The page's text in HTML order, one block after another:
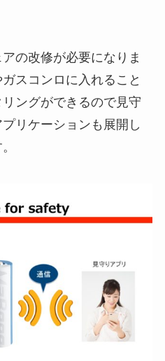
の改修が必要になりま
スコンロに入れること
ングができるので見守
リケーションも展開し